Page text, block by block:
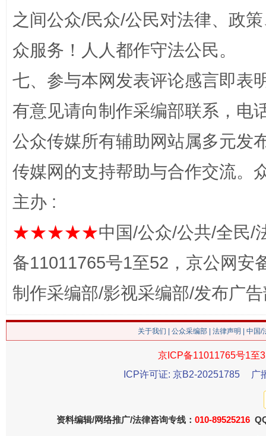
招工难、用工荒背后
之间公众/民众/公民对法律、政
众服务！人人都作守法公民。
七、参与本网发表评论感言即表
有意见请向制作采编部联系，电
公众传媒所有辅助网站属多元发
传媒网的支持帮助与合作交流。
主办 :
★★★★★中国/公众/公共/全民/
备11011765号1至52，京公网安
制作采编部/影视采编部/发布广
关于我们 公众采编部 法律声明 | 中国
京ICP备11011765号1至
ICP许可证: 京B2-20251785
广
资料编辑/网络推广/法律咨询专线： 010-89525216